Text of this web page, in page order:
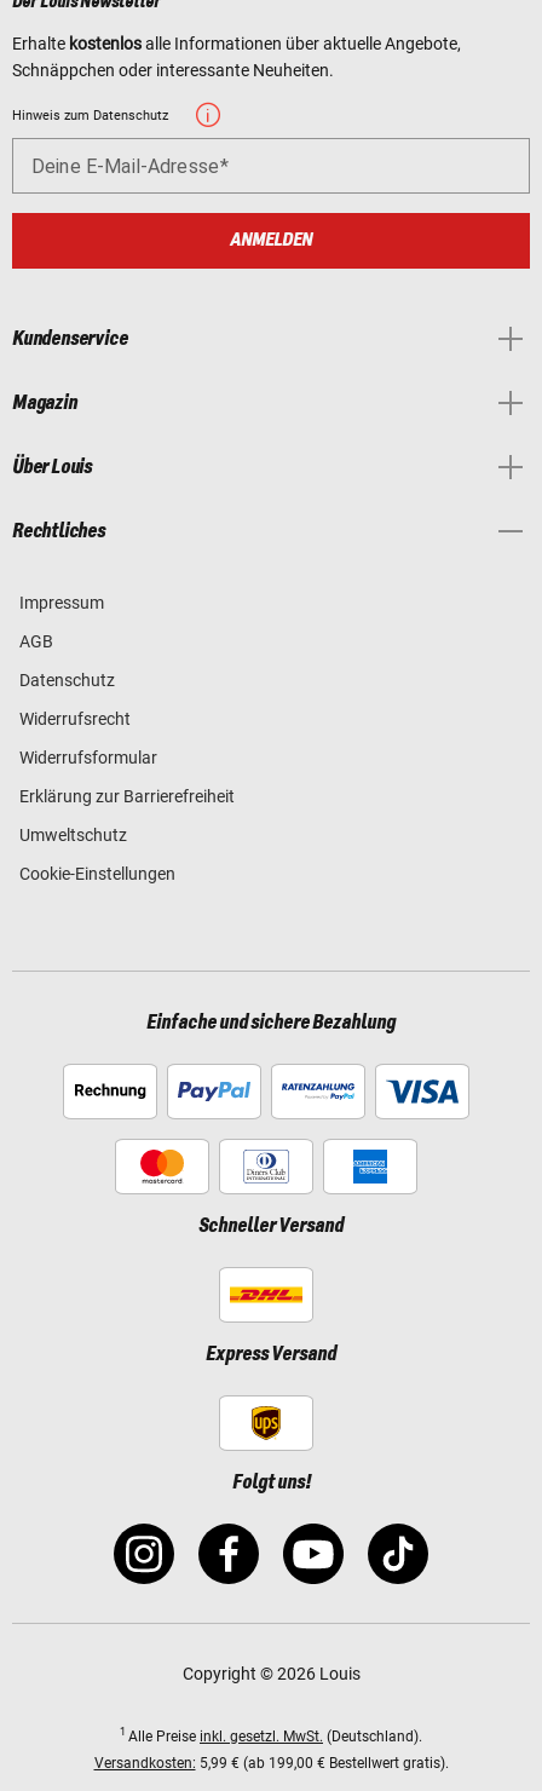
Erhalte kostenlosalle Informationen über aktuelle Angebote,
Schnäppchen oder interessante Neuheiten.
Hinweis zum Datenschutz
Deine E-Mail-Adresse
ANMELDEN
Kundenservice
Magazin
Über Louis
Rechtliches
Impressum
AGB
Datenschutz
Widerrufsrecht
Widerrufsformular
Erklärung zur Barrierefreiheit
Umweltschutz
Cookie-Einstellungen
Einfache und sichere Bezahlung
Schneller Versand
Express Versand
Folgt uns!
Copyright © 2026 Louis
1 Alle Preise inkl. gesetzl. MwSt. (Deutschland).
Versandkosten: 5,99 € (ab 199,00 € Bestellwert gratis).